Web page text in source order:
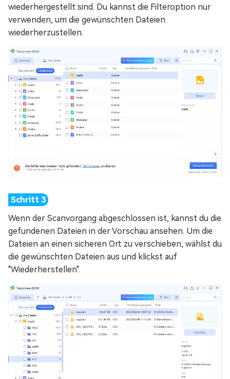
wiederhergestellt sind. Du kannst die Filteroption nur
verwenden, um die gewünschten Dateien
wiederherzustellen.
Wenn der Scanvorgang abgeschlossen ist, kannst du die
gefundenen Dateien in der Vorschau ansehen. Um die
Dateien an einen sicheren Ort zu verschieben, wählst du
die gewünschten Dateien aus und klickst auf
"Wiederherstellen".